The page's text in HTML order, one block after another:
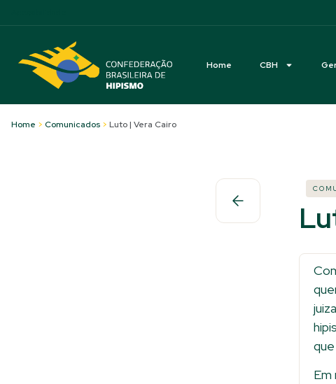
Home CBH
Home > Comunicados > Luto | Vera Cairo
Em